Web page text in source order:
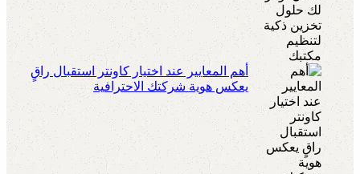
أهم المعايير عند اختيار كاونتر استقبال راقٍ
يعكس هوية شركتك الاحترافية